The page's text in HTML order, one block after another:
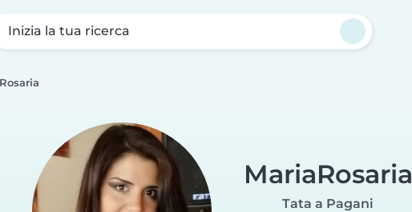
Inizia la tua ricerca
MariaRosaria
Tata a Pagani